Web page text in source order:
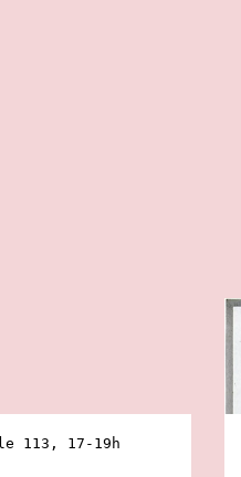
113, 17-19h